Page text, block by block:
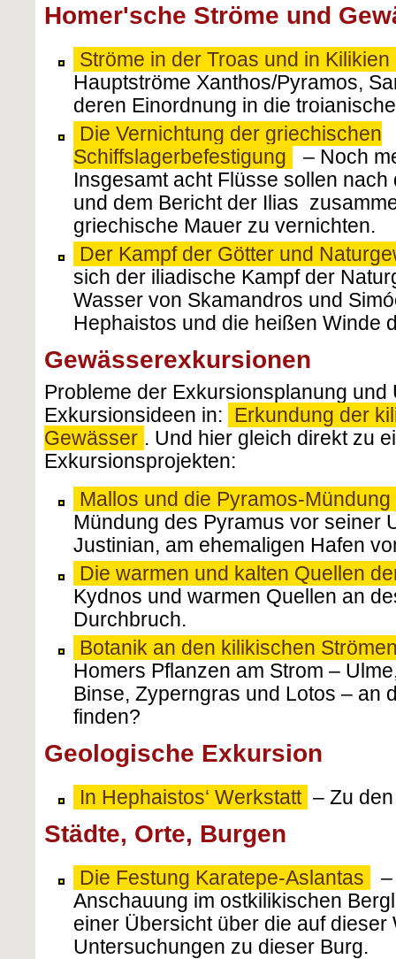
Homer'sche Ströme und
Ströme in der Troas und in Kilikien
Hauptströme Xanthos/Pyramos,
deren Einordnung in die
Die Vernichtung der griechischen
Schiffslagerbefestigung
– Noch
Insgesamt acht Flüsse sollen
und dem Bericht der Ilias
griechische Mauer zu vernichten.
Der Kampf der Götter und
sich der iliadische Kampf der
Wasser von Skamandros und
Hephaistos und die heißen Winde
Gewässerexkursionen
Probleme der Exkursionsplanung
Exkursionsideen in:
Erkundung der
Gewässer . Und hier gleich direkt zu
Exkursionsprojekten:
Mallos und die Pyramos-Mündung
Mündung des Pyramus vor seiner
Justinian, am ehemaligen Hafen
Die warmen und kalten Quellen
Kydnos und warmen Quellen an
Durchbruch.
Botanik an den kilikischen
Homers Pflanzen am Strom –
Binse, Zyperngras und Lotos – an
finden?
Geologische Exkursion
In Hephaistos‘ Werkstatt – Zu
Städte, Orte, Burgen
Die Festung Karatepe-Aslantas
Anschauung im ostkilikischen
einer Übersicht über die auf
Untersuchungen zu dieser Burg.